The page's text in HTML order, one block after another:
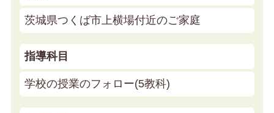
茨城県つくば市上横場付近のご家庭
指導科目
学校の授業のフォロー(5教科)